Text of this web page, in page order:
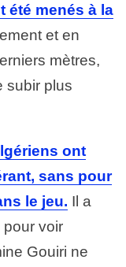
été menés à la
et en
mètres,
subir plus
ont
sans pour
le jeu. Il a
voir
Gouiri ne